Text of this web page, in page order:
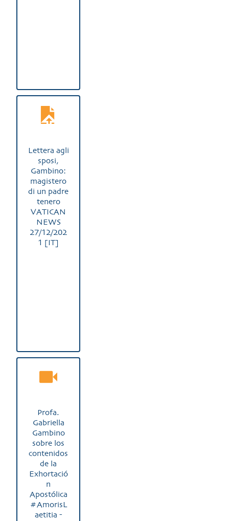
Lettera agli
sposi,
Gambino:
magistero
di un padre
tenero
VATICAN
NEWS
27/12/202
1 [IT]
Profa.
Gabriella
Gambino
sobre los
contenidos
de la
Exhortació
n
Apostólica
#AmorisL
aetitia -